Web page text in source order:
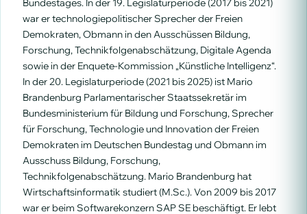
Bundestages. In der 19. Legislaturperiode (2017 bis 2021)
war er technologiepolitischer Sprecher der Freien
Demokraten, Obmann in den Ausschüssen Bildung,
Forschung, Technikfolgenabschätzung, Digitale Agenda
sowie in der Enquete-Kommission „Künstliche Intelligenz“.
In der 20. Legislaturperiode (2021 bis 2025) ist Mario
Brandenburg Parlamentarischer Staatssekretär im
Bundesministerium für Bildung und Forschung, Sprecher
für Forschung, Technologie und Innovation der Freien
Demokraten im Deutschen Bundestag und Obmann im
Ausschuss Bildung, Forschung,
Technikfolgenabschätzung. Mario Brandenburg hat
Wirtschaftsinformatik studiert (M.Sc.). Von 2009 bis 2017
war er beim Softwarekonzern SAP SE beschäftigt. Er lebt